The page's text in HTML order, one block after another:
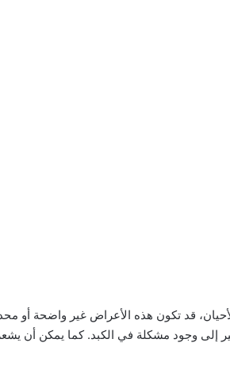
قد تكون هذه الأعراض غير واضحة أو
إلى وجود مشكلة في الكبد. كما يمكن أن